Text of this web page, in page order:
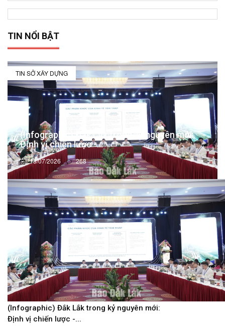
TIN NỔI BẬT
TIN SỞ XÂY DỰNG
(Infographic) Đắk Lắk trong kỷ nguyên mới:
Định vị chiến lược -...
13/07/2026 268
(Infographic) Đắk Lắk trong kỷ nguyên mới:
Định vị chiến lược -...